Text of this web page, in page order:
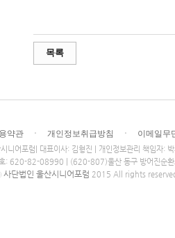
목록
약관 ㆍ 개인정보취급방침 ㆍ 이메일무
니어포럼| 대표이사: 김형진 | 개인정보관리 책임자:
호: 620-82-08990 | (620-807)울산 동구 방어진순
사단법인 울산시니어포럼 2015 All rights